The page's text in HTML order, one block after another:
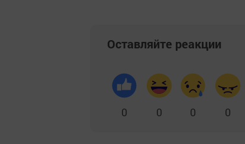
Оставляйте реакции
0 0 0 0